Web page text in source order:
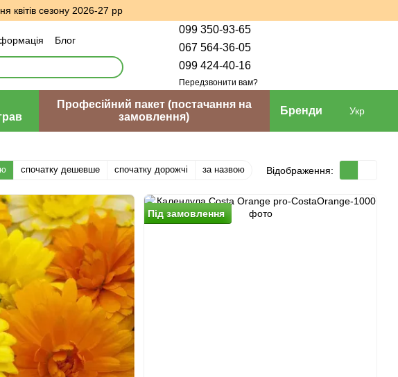
квітів сезону 2026-27 рр
Блог
099 350-93-65
067 564-36-05
099 424-40-16
Передзвонити вам?
Професійний пакет (постачання на
замовлення)
Бренди Укр
спочатку дешевше спочатку дорожчі за назвою Відображення:
Пiд замовлення